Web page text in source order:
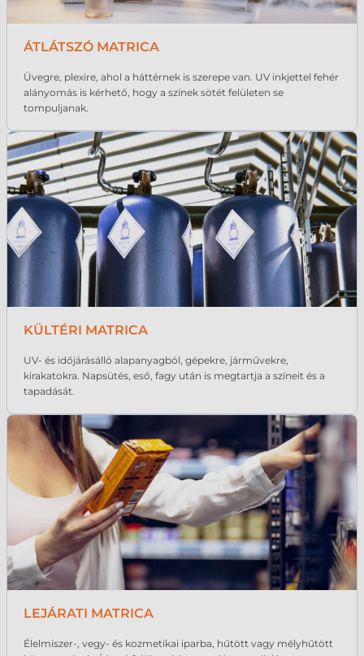
ÁTLÁTSZÓ MATRICA
Üvegre, plexire, ahol a háttérnek is szerepe van. UV inkjettel fehér
alányomás is kérhető, hogy a színek sötét felületen se
tompuljanak.
KÜLTÉRI MATRICA
UV- és időjárásálló alapanyagból, gépekre, járművekre,
kirakatokra. Napsütés, eső, fagy után is megtartja a színeit és a
tapadását.
LEJÁRATI MATRICA
Élelmiszer-, vegy- és kozmetikai iparba, hűtött vagy mélyhűtött